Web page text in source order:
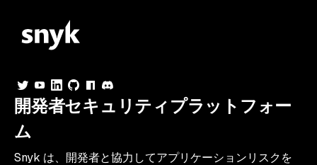
開発者セキュリティプラットフォー
ム
Snyk は、開発者と協力してアプリケーションリスクを